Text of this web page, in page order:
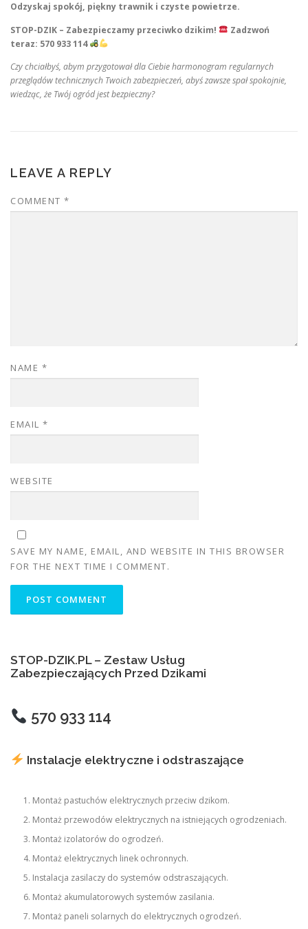
Odzyskaj spokój, piękny trawnik i czyste powietrze.
STOP-DZIK – Zabezpieczamy przeciwko dzikim!
Zadzwoń
teraz: 570 933 114
Czy chciałbyś, abym przygotował dla Ciebie harmonogram regularnych
przeglądów technicznych Twoich zabezpieczeń, abyś zawsze spał spokojnie,
wiedząc, że Twój ogród jest bezpieczny?
LEAVE A REPLY
COMMENT *
NAME *
EMAIL *
WEBSITE
SAVE MY NAME, EMAIL, AND WEBSITE IN THIS BROWSER
FOR THE NEXT TIME I COMMENT.
STOP-DZIK.PL – Zestaw Usług
Zabezpieczających Przed Dzikami
570 933 114
Instalacje elektryczne i odstraszające
Montaż pastuchów elektrycznych przeciw dzikom.
Montaż przewodów elektrycznych na istniejących ogrodzeniach.
Montaż izolatorów do ogrodzeń.
Montaż elektrycznych linek ochronnych.
Instalacja zasilaczy do systemów odstraszających.
Montaż akumulatorowych systemów zasilania.
Montaż paneli solarnych do elektrycznych ogrodzeń.